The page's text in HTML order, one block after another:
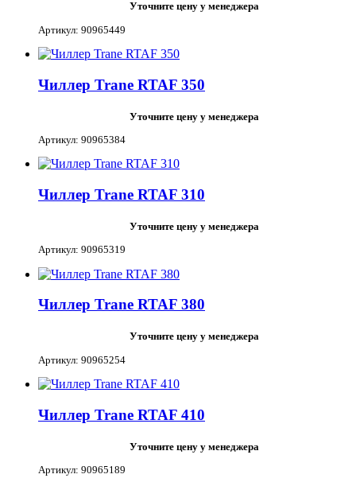
Уточните цену у менеджера
Артикул: 90965449
Чиллер Trane RTAF 350
Уточните цену у менеджера
Артикул: 90965384
Чиллер Trane RTAF 310
Уточните цену у менеджера
Артикул: 90965319
Чиллер Trane RTAF 380
Уточните цену у менеджера
Артикул: 90965254
Чиллер Trane RTAF 410
Уточните цену у менеджера
Артикул: 90965189